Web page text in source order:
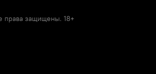
права защищены. 18+